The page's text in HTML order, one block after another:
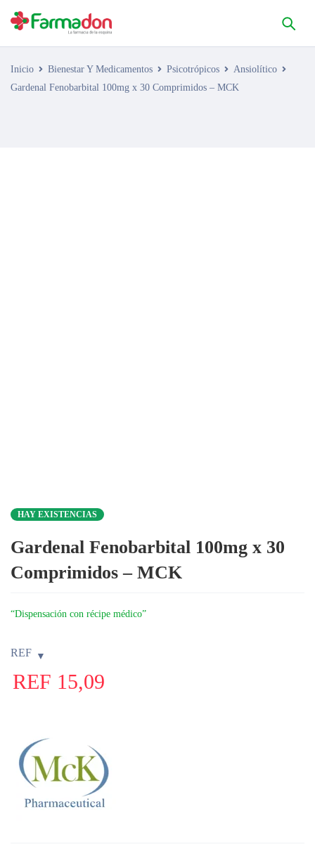
Inicio Bienestar Y Medicamentos Psicotrópicos
Ansiolítico
Gardenal Fenobarbital 100mg x 30 Comprimidos – MCK
HAY EXISTENCIAS
Gardenal Fenobarbital 100mg x 30
Comprimidos – MCK
“Dispensación con récipe médico”
REF
REF 15,09